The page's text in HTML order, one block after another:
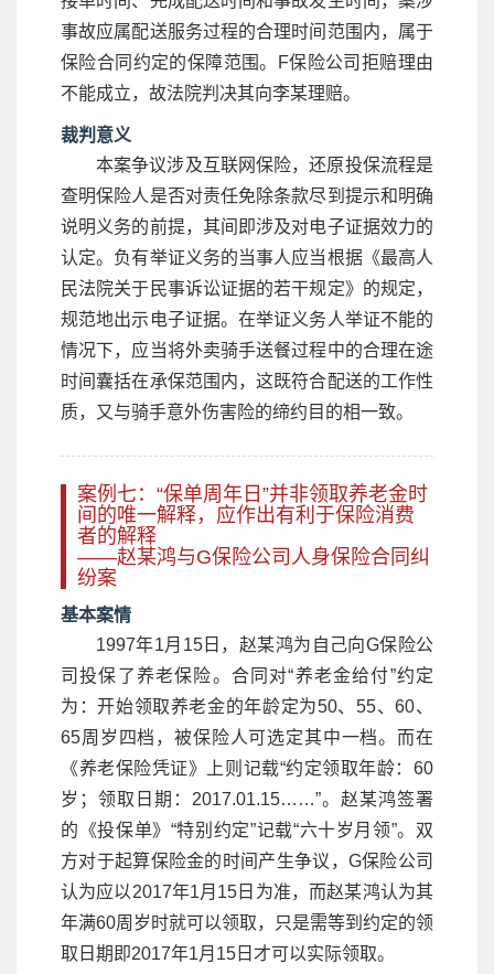
事故应属配送服务过程的合理时间范围内，属于
保险合同约定的保障范围。F保险公司拒赔理由
不能成立，故法院判决其向李某理赔。
裁判意义
本案争议涉及互联网保险，还原投保流程是
查明保险人是否对责任免除条款尽到提示和明确
说明义务的前提，其间即涉及对电子证据效力的
认定。负有举证义务的当事人应当根据《最高人
民法院关于民事诉讼证据的若干规定》的规定，
规范地出示电子证据。在举证义务人举证不能的
情况下，应当将外卖骑手送餐过程中的合理在途
时间囊括在承保范围内，这既符合配送的工作性
质，又与骑手意外伤害险的缔约目的相一致。
案例七：“保单周年日”并非领取养老金时
间的唯一解释，应作出有利于保险消费
者的解释
——赵某鸿与G保险公司人身保险合同纠
纷案
基本案情
1997年1月15日，赵某鸿为自己向G保险公
司投保了养老保险。合同对“养老金给付”约定
为：开始领取养老金的年龄定为50、55、60、
65周岁四档，被保险人可选定其中一档。而在
《养老保险凭证》上则记载“约定领取年龄：60
岁；领取日期：2017.01.15……”。赵某鸿签署
的《投保单》“特别约定”记载“六十岁月领”。双
方对于起算保险金的时间产生争议，G保险公司
认为应以2017年1月15日为准，而赵某鸿认为其
年满60周岁时就可以领取，只是需等到约定的领
取日期即2017年1月15日才可以实际领取。